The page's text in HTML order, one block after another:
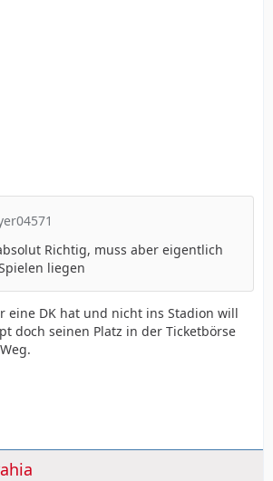
Richtig, muss aber eigentlich
liegen
eine DK hat und nicht ins Stadion will
doch seinen Platz in der Ticketbörse